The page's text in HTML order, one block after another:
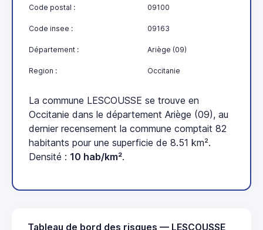
Code postal : 09100
Code insee : 09163
Département : Ariège (09)
Region : Occitanie
La commune LESCOUSSE se trouve en
Occitanie dans le département Ariège (09), au
dernier recensement la commune comptait 82
habitants pour une superficie de 8.51 km².
Densité : 10 hab/km².
Tableau de bord des risques — LESCOUSSE